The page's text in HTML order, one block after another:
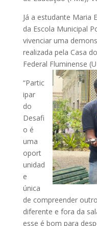
Já a estudante Maria
da Escola Municipal
vivenciar uma
realizada pela Casa
Federal Fluminense
“Partic
ipar
do
Desafi
o é
uma
oport
unidad
e
única
de compreender
diferente e fora da
esse é bom para